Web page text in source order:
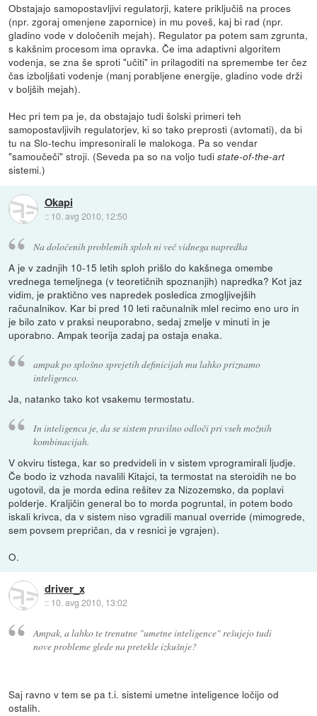
Obstajajo samopostavljivi regulatorji, katere priključiš na proces
(npr. zgoraj omenjene zapornice) in mu poveš, kaj bi rad (npr.
gladino vode v določenih mejah). Regulator pa potem sam zgrunta,
s kakšnim procesom ima opravka. Če ima adaptivni algoritem
vodenja, se zna še sproti "učiti" in prilagoditi na spremembe ter čez
čas izboljšati vodenje (manj porabljene energije, gladino vode drži
v boljših mejah).
Hec pri tem pa je, da obstajajo tudi šolski primeri teh
samopostavljivih regulatorjev, ki so tako preprosti (avtomati), da bi
tu na Slo-techu impresonirali le malokoga. Pa so vendar
"samoučeči" stroji. (Seveda pa so na voljo tudistate-of-the-art
sistemi.)
Okapi
:: 10. avg 2010, 12:50
Na določenih problemih sploh ni več vidnega napredka
A je v zadnjih 10-15 letih sploh prišlo do kakšnega omembe
vrednega temeljnega (v teoretičnih spoznanjih) napredka? Kot jaz
vidim, je praktično ves napredek posledica zmogljivejših
računalnikov. Kar bi pred 10 leti računalnik mlel recimo eno uro in
je bilo zato v praksi neuporabno, sedaj zmelje v minuti in je
uporabno. Ampak teorija zadaj pa ostaja enaka.
ampak po splošno sprejetih definicijah mu lahko priznamo
inteligenco.
Ja, natanko tako kot vsakemu termostatu.
In inteligenca je, da se sistem pravilno odloči pri vseh možnih
kombinacijah.
V okviru tistega, kar so predvideli in v sistem vprogramirali ljudje.
Če bodo iz vzhoda navalili Kitajci, ta termostat na steroidih ne bo
ugotovil, da je morda edina rešitev za Nizozemsko, da poplavi
polderje. Kraljičin general bo to morda pogruntal, in potem bodo
iskali krivca, da v sistem niso vgradili manual override (mimogrede,
sem povsem prepričan, da v resnici je vgrajen).
O.
driver_x
:: 10. avg 2010, 13:02
Ampak, a lahko te trenutne "umetne inteligence" rešujejo tudi
nove probleme glede na pretekle izkušnje?
Saj ravno v tem se pa t.i. sistemi umetne inteligence ločijo od
ostalih.